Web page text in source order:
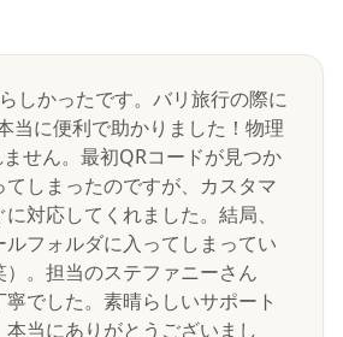
しかったです。バリ旅行の際に
当に便利で助かりました！物理
せん。最初QRコードが見つか
てしまったのですが、カスタマ
対応してくれました。結局、
ルフォルダに入ってしまってい
。担当のステファニーさん
でした。素晴らしいサポート
当にありがとうございまし